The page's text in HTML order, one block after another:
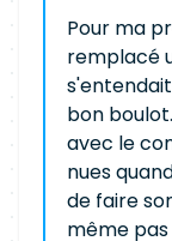
Pour ma
remplacé
bon
avec le
nues
de faire
même pas